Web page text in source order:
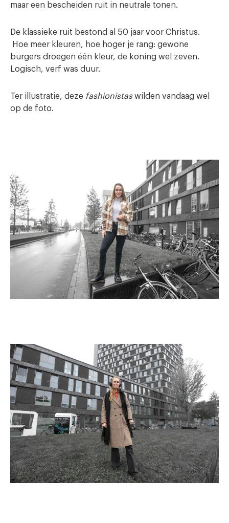
maar een bescheiden ruit in neutrale tonen.
De klassieke ruit bestond al 50 jaar voor Christus.
Hoe meer kleuren, hoe hoger je rang: gewone
burgers droegen één kleur, de koning wel zeven.
Logisch, verf was duur.
Ter illustratie, deze fashionistaswilden vandaag wel
op de foto.